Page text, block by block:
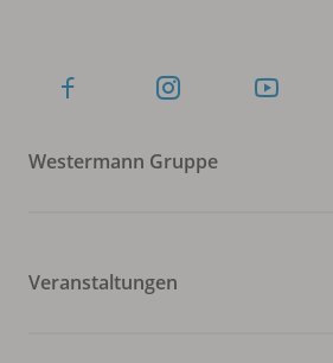
Westermann Gruppe
Veranstaltungen